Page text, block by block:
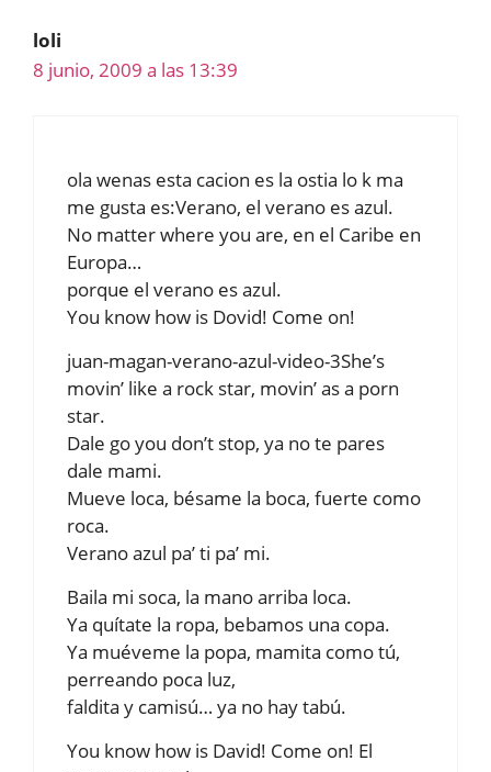
loli
8 junio, 2009 a las 13:39
ola wenas esta cacion es la ostia lo k ma
me gusta es:Verano, el verano es azul.
No matter where you are, en el Caribe en
Europa…
porque el verano es azul.
You know how is Dovid! Come on!
juan-magan-verano-azul-video-3She’s
movin’ like a rock star, movin’ as a porn
star.
Dale go you don’t stop, ya no te pares
dale mami.
Mueve loca, bésame la boca, fuerte como
roca.
Verano azul pa’ ti pa’ mi.
Baila mi soca, la mano arriba loca.
Ya quítate la ropa, bebamos una copa.
Ya muéveme la popa, mamita como tú,
perreando poca luz,
faldita y camisú… ya no hay tabú.
You know how is David! Come on! El